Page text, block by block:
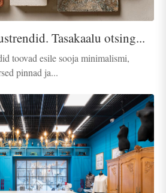
Tasakaalu otsing...
toovad esile sooja minimalismi,
pinnad ja...